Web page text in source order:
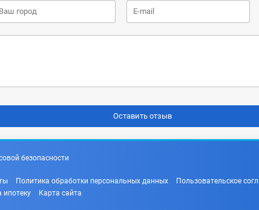
безопасности
Политика обработки персональных данных Пользовательское
ипотеку Карта сайта